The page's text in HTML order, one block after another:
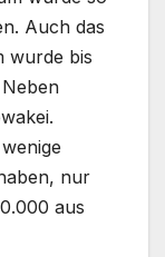
Auch das
wurde bis
nur
aus